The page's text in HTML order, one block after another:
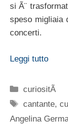
si Ã¨
speso migliaia
concerti.
Leggi tutto
Categorie
curiositÃ
Tag
cantante,
Angelina